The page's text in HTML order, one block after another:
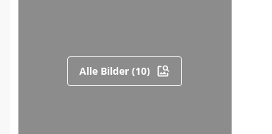
Alle Bilder (10)